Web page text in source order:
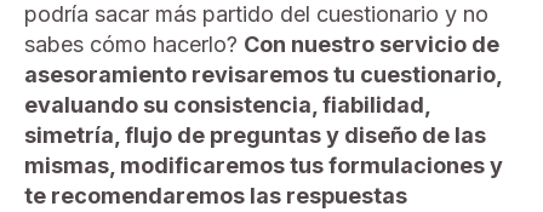
podría sacar más partido del cuestionario y no
sabes cómo hacerlo? Con nuestro servicio de
asesoramiento revisaremos tu cuestionario,
evaluando su consistencia, fiabilidad,
simetría, flujo de preguntas y diseño de las
mismas, modificaremos tus formulaciones y
te recomendaremos las respuestas